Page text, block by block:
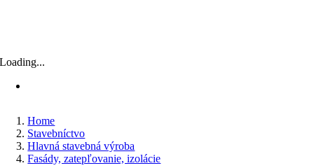
Loading...
Home
Stavebníctvo
Hlavná stavebná výroba
Fasády, zatepľovanie, izolácie